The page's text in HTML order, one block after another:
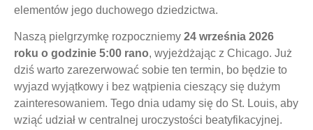
elementów jego duchowego dziedzictwa.
Naszą pielgrzymkę rozpoczniemy 24 września 2026
roku o godzinie 5:00 rano, wyjeżdżając z Chicago. Już
dziś warto zarezerwować sobie ten termin, bo będzie to
wyjazd wyjątkowy i bez wątpienia cieszący się dużym
zainteresowaniem. Tego dnia udamy się do St. Louis, aby
wziąć udział w centralnej uroczystości beatyfikacyjnej.